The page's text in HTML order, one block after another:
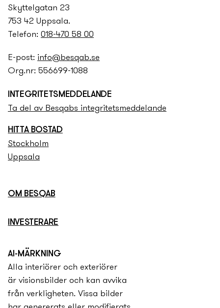
Skyttelgatan 23
753 42 Uppsala.
Telefon: 018-470 58 00
E-post: info@besqab.se
Org.nr: 556699-1088
INTEGRITETS­­MEDDELANDE
Ta del av Besqabs integritets­­meddelande
HITTA BOSTAD
Stockholm
Uppsala
OM BESQAB
INVESTERARE
AI-MÄRKNING
Alla interiörer och exteriörer
är visionsbilder och kan avvika
från verkligheten. Vissa bilder